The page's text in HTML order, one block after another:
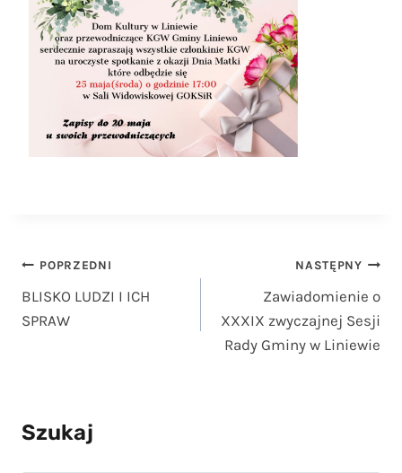
Nawigacja
wpisu
POPRZEDNI
BLISKO LUDZI I ICH
SPRAW
NASTĘPNY
Zawiadomienie o
XXXIX zwyczajnej Sesji
Rady Gminy w Liniewie
Szukaj